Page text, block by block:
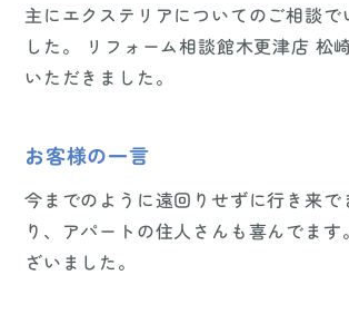
主にエクステリアについてのご相談で
した。 リフォーム相談館木更津店 松
いただきました。
お客様の一言
今までのように遠回りせずに行き来で
り、アパートの住人さんも喜んでま
ざいました。